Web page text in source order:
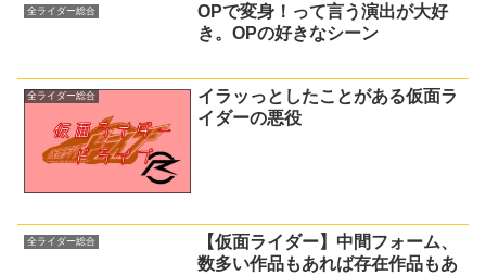
全ライダー総合
OPで変身！って言う演出が大好
き。OPの好きなシーン
全ライダー総合
イラッっとしたことがある仮面ラ
イダーの悪役
全ライダー総合
【仮面ライダー】中間フォーム、
数多い作品もあれば存在作品もあ